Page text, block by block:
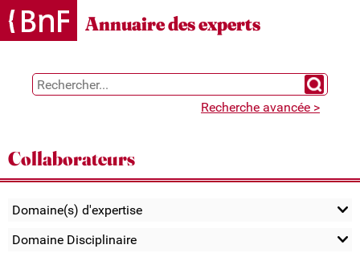
Gestion des cookies
Annuaire des experts
Chercher
Recherche avancée >
Collaborateurs
Domaine(s) d'expertise
Domaine Disciplinaire